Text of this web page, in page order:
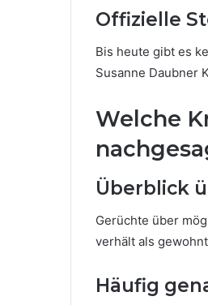
Offizielle
Bis heute gibt es
Susanne Daubner
Welche
Überblick
Gerüchte über
verhält als
Häufig